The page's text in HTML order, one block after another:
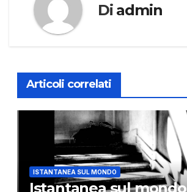
Di admin
Articoli correlati
ISTANTANEA SUL MONDO
Istantanea sul mondo